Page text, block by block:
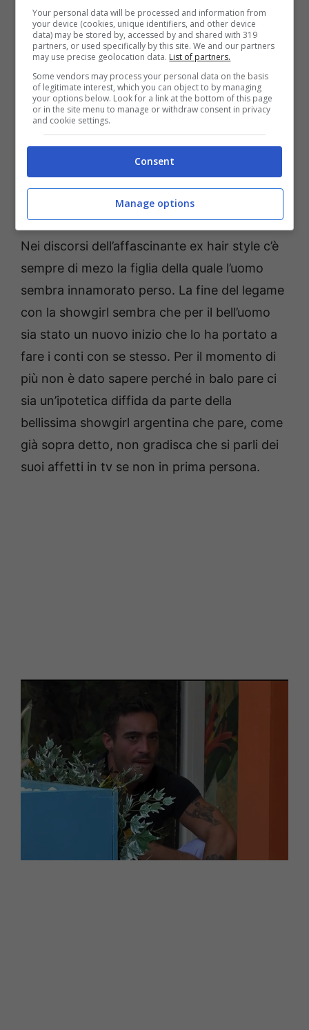
solo è stato proprio l’hair style che nella casa
più spiata d’Italia ha ammesso che la colpa
della rottura del legame con la famosa
suddetta showgirl argentina sarebbe sua in
quanto non avrebbe lottato abbastanza per
quel legame. L’uomo avrebbe confessato a
Cristina Quaranta e Luca Salatino di essere
stato lui a far saltare la relazione perché, a
Nei discorsi dell’affascinante ex hair style c’è
sempre di mezo la figlia della quale l’uomo
sembra innamorato perso. La fine del legame
con la showgirl sembra che per il bell’uomo
sia stato un nuovo inizio che lo ha portato a
fare i conti con se stesso. Per il momento di
più non è dato sapere perché in balo pare ci
sia un’ipotetica diffida da parte della
bellissima showgirl argentina che pare, come
già sopra detto, non gradisca che si parli dei
suoi affetti in tv se non in prima persona.
Your personal data will be processed and information from
your device (cookies, unique identifiers, and other device
data) may be stored by, accessed by and shared with 319
partners, or used specifically by this site. We and our partners
may use precise geolocation data. List of partners.
Some vendors may process your personal data on the basis
of legitimate interest, which you can object to by managing
your options below. Look for a link at the bottom of this page
or in the site menu to manage or withdraw consent in privacy
and cookie settings.
Consent
Manage options